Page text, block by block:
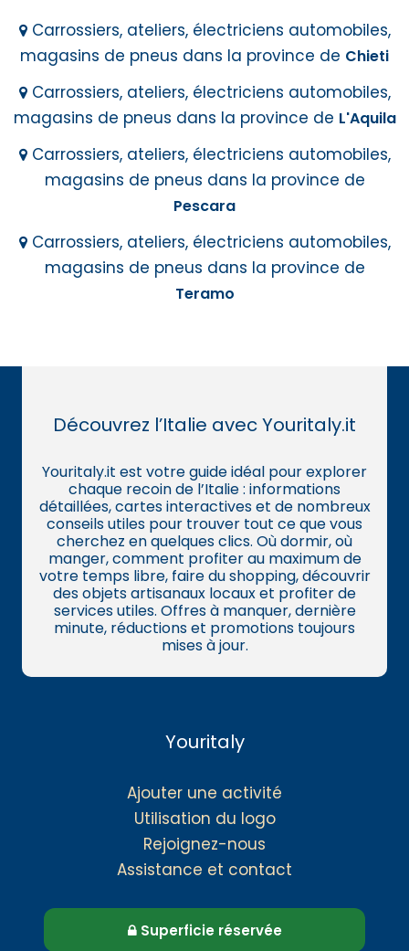
Carrossiers, ateliers, électriciens automobiles,
magasins de pneus dans la province de Chieti
Carrossiers, ateliers, électriciens automobiles,
magasins de pneus dans la province de L'Aquila
Carrossiers, ateliers, électriciens automobiles,
magasins de pneus dans la province de
Pescara
Carrossiers, ateliers, électriciens automobiles,
magasins de pneus dans la province de
Teramo
Découvrez l’Italie avec Youritaly.it
Youritaly.it est votre guide idéal pour explorer
chaque recoin de l’Italie : informations
détaillées, cartes interactives et de nombreux
conseils utiles pour trouver tout ce que vous
cherchez en quelques clics. Où dormir, où
manger, comment profiter au maximum de
votre temps libre, faire du shopping, découvrir
des objets artisanaux locaux et profiter de
services utiles. Offres à manquer, dernière
minute, réductions et promotions toujours
mises à jour.
Youritaly
Ajouter une activité
Utilisation du logo
Rejoignez-nous
Assistance et contact
Superficie réservée